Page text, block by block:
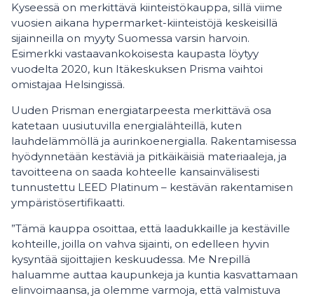
Kyseessä on merkittävä kiinteistökauppa, sillä viime
vuosien aikana hypermarket-kiinteistöjä keskeisillä
sijainneilla on myyty Suomessa varsin harvoin.
Esimerkki vastaavankokoisesta kaupasta löytyy
vuodelta 2020, kun Itäkeskuksen Prisma vaihtoi
omistajaa Helsingissä.
Uuden Prisman energiatarpeesta merkittävä osa
katetaan uusiutuvilla energialähteillä, kuten
lauhdelämmöllä ja aurinkoenergialla. Rakentamisessa
hyödynnetään kestäviä ja pitkäikäisiä materiaaleja, ja
tavoitteena on saada kohteelle kansainvälisesti
tunnustettu LEED Platinum – kestävän rakentamisen
ympäristösertifikaatti.
”Tämä kauppa osoittaa, että laadukkaille ja kestäville
kohteille, joilla on vahva sijainti, on edelleen hyvin
kysyntää sijoittajien keskuudessa. Me Nrepillä
haluamme auttaa kaupunkeja ja kuntia kasvattamaan
elinvoimaansa, ja olemme varmoja, että valmistuva